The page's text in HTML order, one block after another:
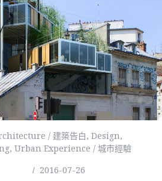
/ 建築告白, Design,
, Urban Experience / 城市經驗
2016-07-26